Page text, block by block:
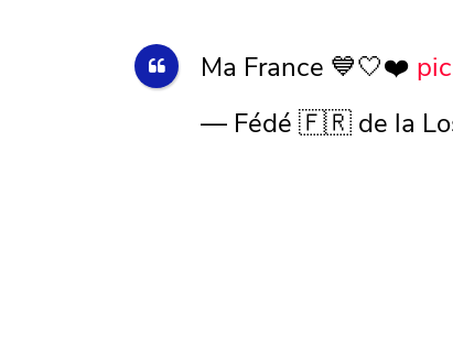
Ma France 💙🤍❤️
— Fédé 🇫🇷 de la